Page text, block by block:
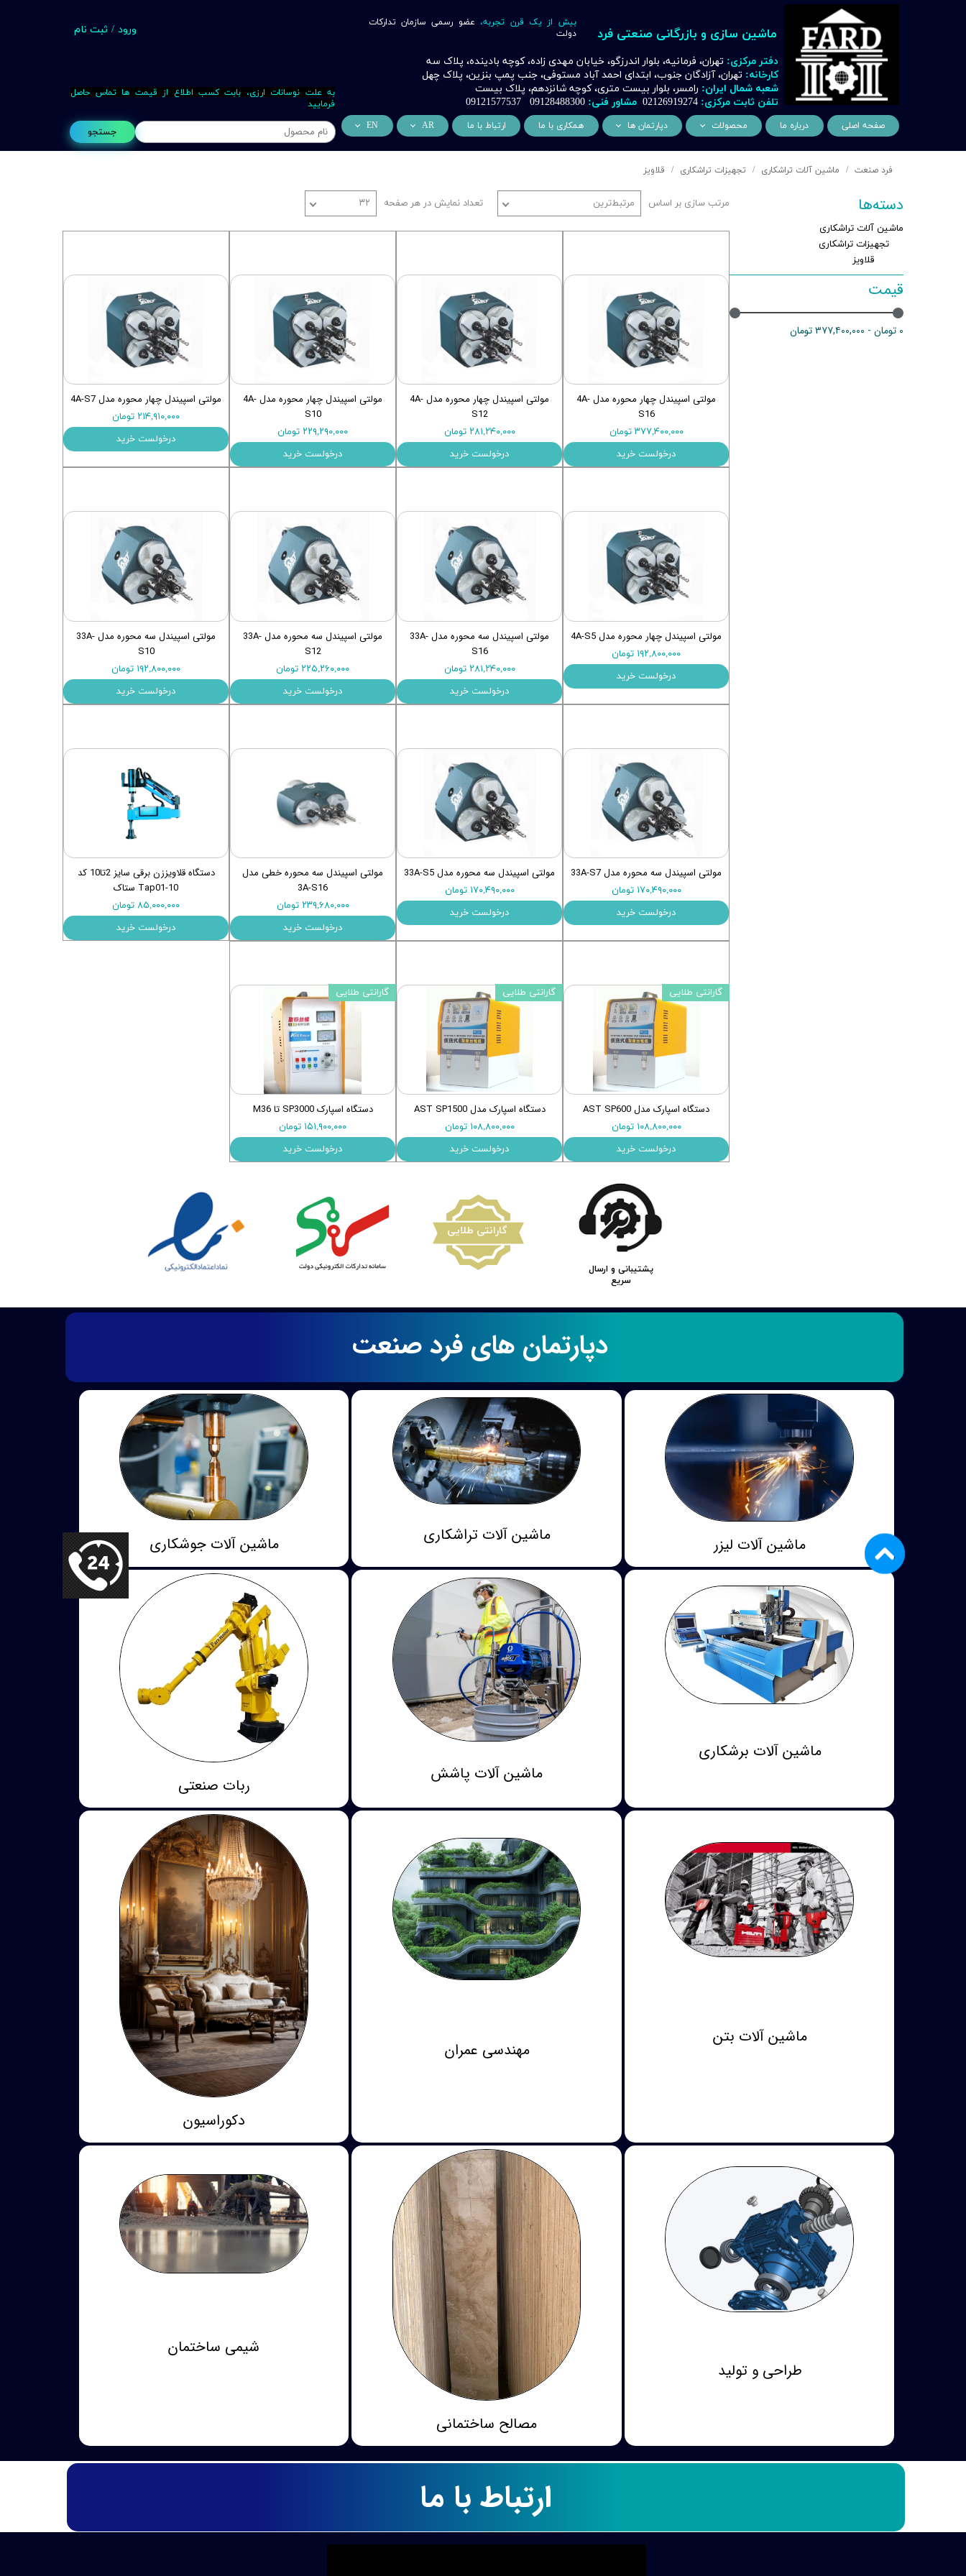
جستجو
دفتر مرکزی: تهران، فرمانیه، بلوار اندرزگو، خیابان مهدی زاده، کوچه بادینده، پلاک سه
کارخانه: تهران، آزادگان جنوب، ابتدای احمد آباد مستوفی، جنب پمپ بنزین، پلاک چهل
شعبه شمال ایران: رامسر، بلوار بیست متری، کوچه شانزدهم، پلاک بیست
تلفن ثابت مرکزی: 02126919274 مشاور فنی:
ماشین سازی و بازرگانی صنعتی فرد
بیش از یک قرن تجربه، عضو رسمی سازمان تدارکات
دولت
ورود / ثبت نام
خروج از حساب کاربری
صفحه اصلی درباره ما محصولات
ماشین آلات و تجهیزات برشکاری
ماشین آلات و تجهیزات جوشکاری
ماشین آلات و تجهیزات چوب
ماشین آلات و تجهیزات بتن
ماشین آلات و تجهیزات پرسکاری
ماشین آلات و تجهیزات کارگاهی
شیمی ساختمان
دپارتمان ها
نیروگاه خورشیدی فرد
اتوماسیون صنعتی IoT فرد
همکاری با ما ارتباط با ما AR
EN
به علت نوسانات ارزی، بابت کسب اطلاع از قیمت ها تماس حاصل
فرمایید
فرد صنعت ماشین آلات تراشکاری تجهیزات تراشکاری قلاویز
دسته‌ها
ماشین آلات تراشکاری
تجهیزات تراشکاری
قلاویز
قیمت
۰ تومان - ۳۷۷,۴۰۰,۰۰۰ تومان
مرتب سازی بر اساس مرتبط‌ترین تعداد نمایش در هر صفحه ۳۲
مولتی اسپیندل چهار محوره مدل 4A-
S16
۳۷۷,۴۰۰,۰۰۰ تومان
درخولست خرید
مولتی اسپیندل چهار محوره مدل 4A-
S12
۲۸۱,۲۴۰,۰۰۰ تومان
درخولست خرید
مولتی اسپیندل چهار محوره مدل 4A-
S10
۲۲۹,۲۹۰,۰۰۰ تومان
درخولست خرید
مولتی اسپیندل چهار محوره مدل 4A-S7
۲۱۴,۹۱۰,۰۰۰ تومان
درخولست خرید
مولتی اسپیندل چهار محوره مدل 4A-S5
۱۹۲,۸۰۰,۰۰۰ تومان
درخولست خرید
مولتی اسپیندل سه محوره مدل 33A-
S16
۲۸۱,۲۴۰,۰۰۰ تومان
درخولست خرید
مولتی اسپیندل سه محوره مدل 33A-
S12
۲۲۵,۲۶۰,۰۰۰ تومان
درخولست خرید
مولتی اسپیندل سه محوره مدل 33A-
S10
۱۹۲,۸۰۰,۰۰۰ تومان
درخولست خرید
مولتی اسپیندل سه محوره مدل 33A-S7
۱۷۰,۴۹۰,۰۰۰ تومان
درخولست خرید
مولتی اسپیندل سه محوره مدل 33A-S5
۱۷۰,۴۹۰,۰۰۰ تومان
درخولست خرید
مولتی اسپیندل سه محوره خطی مدل
3A-S16
۲۳۹,۶۸۰,۰۰۰ تومان
درخولست خرید
دستگاه قلاویززن برقی سایز 2تا10 کد
Tap01-10 ستاک
۸۵,۰۰۰,۰۰۰ تومان
درخولست خرید
دستگاه اسپارک مدل AST SP600
۱۰۸,۸۰۰,۰۰۰ تومان
درخولست خرید
گارانتی طلایی
دستگاه اسپارک مدل AST SP1500
۱۰۸,۸۰۰,۰۰۰ تومان
درخولست خرید
گارانتی طلایی
دستگاه اسپارک SP3000 تا M36
۱۵۱,۹۰۰,۰۰۰ تومان
درخولست خرید
گارانتی طلایی
پشتیبانی و ارسال
سریع
​گارانتی طلایی
دپارتمان های فرد صنعت
ماشین آلات لیزر ماشین آلات تراشکاری ماشین آلات جوشکاری
ماشین آلات برشکاری
ماشین آلات پاشش
ربات صنعتی
ماشین آلات بتن
مهندسی عمران
دکوراسیون
طراحی و تولید
مصالح ساختمانی
شیمی ساختمان
ارتباط با ما